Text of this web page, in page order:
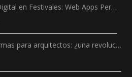
en Festivales: Web Apps Per…
para arquitectos: ¿una revoluc…